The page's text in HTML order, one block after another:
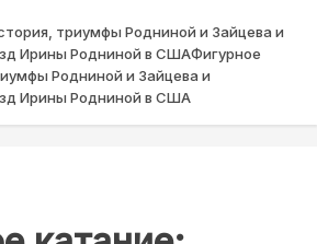
триумфы Родниной и Зайцева и
Ирины Родниной в СШАФигурное
Родниной и Зайцева и
Ирины Родниной в США